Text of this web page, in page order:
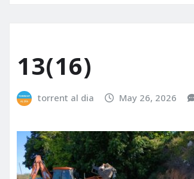
13(16)
torrent al dia May 26, 2026